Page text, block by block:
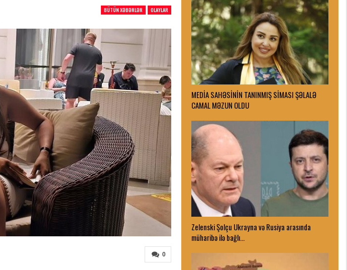
BÜTÜN XƏBƏRLƏR OLAYLAR
0
MEDİA SAHƏSİNİN TANINMIŞ SİMASI ŞƏLALƏ
CAMAL MƏZUN OLDU
Zelenski Şolçu Ukrayna və Rusiya arasında
müharibə ilə bağlı…